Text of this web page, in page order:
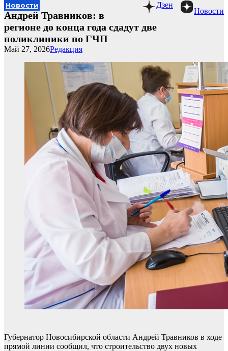
Новости
Дзен
Новости
Андрей Травников: в
регионе до конца года сдадут две
поликлиники по ГЧП
Редакция
Май 27, 2026
Губернатор Новосибирской области Андрей Травников в ходе
прямой линии сообщил, что строительство двух новых